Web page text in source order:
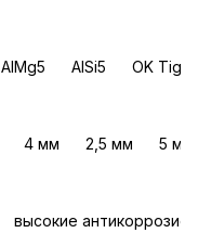
AlMg5 AlSi5 OK
4 мм 2,5 мм 5 мм
высокие